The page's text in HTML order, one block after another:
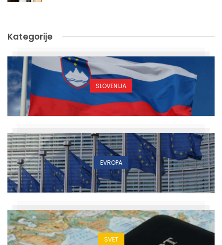
Kategorije
SLOVENIJA
EVROPA
SVET